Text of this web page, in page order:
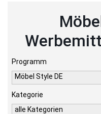
Programm
Möbel Style DE
Kategorie
alle Kategorien